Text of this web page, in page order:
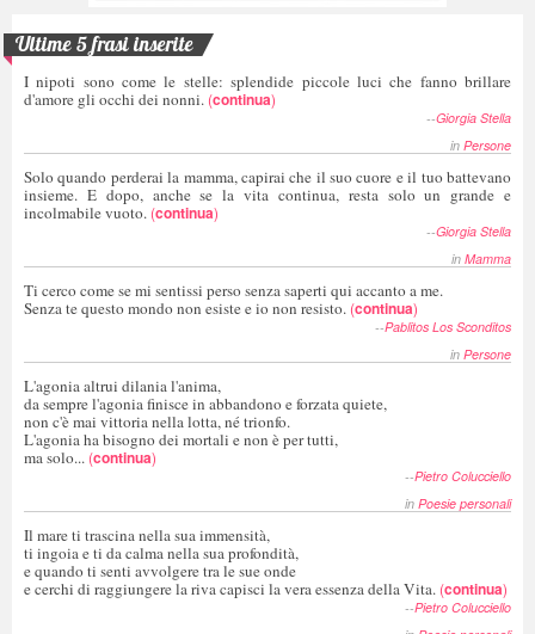
Ultime 5 frasi inserite
I nipoti sono come le stelle: splendide piccole luci che fanno brillare
d'amore gli occhi dei nonni. (continua)
--Giorgia Stella
in Persone
Solo quando perderai la mamma, capirai che il suo cuore e il tuo battevano
insieme. E dopo, anche se la vita continua, resta solo un grande e
incolmabile vuoto. (continua)
--Giorgia Stella
in Mamma
Ti cerco come se mi sentissi perso senza saperti qui accanto a me.
Senza te questo mondo non esiste e io non resisto. (continua)
--Pablitos Los Sconditos
in Persone
L'agonia altrui dilania l'anima,
da sempre l'agonia finisce in abbandono e forzata quiete,
non c'è mai vittoria nella lotta, né trionfo.
L'agonia ha bisogno dei mortali e non è per tutti,
ma solo... (continua)
--Pietro Colucciello
in Poesie personali
Il mare ti trascina nella sua immensità,
ti ingoia e ti da calma nella sua profondità,
e quando ti senti avvolgere tra le sue onde
e cerchi di raggiungere la riva capisci la vera essenza della Vita. (continua)
--Pietro Colucciello